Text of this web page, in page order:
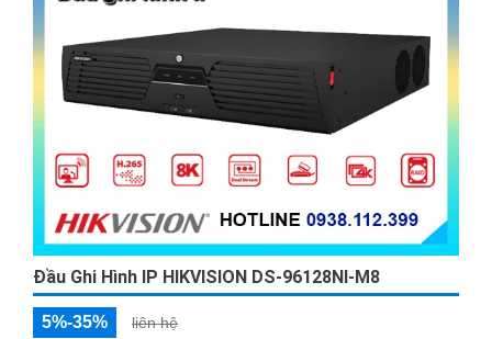
Đầu Ghi Hình IP HIKVISION DS-96128NI-M8
5%-35% liên hệ